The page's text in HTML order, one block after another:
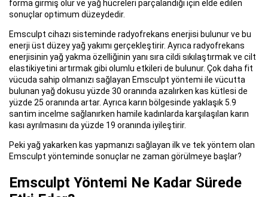
forma girmiş olur ve yağ hücreleri parçalandığı için elde edilen
sonuçlar optimum düzeydedir.
Emsculpt cihazı sisteminde radyofrekans enerjisi bulunur ve bu
enerji üst düzey yağ yakımı gerçekleştirir. Ayrıca radyofrekans
enerjisinin yağ yakma özelliğinin yanı sıra cildi sıkılaştırmak ve cilt
elastikiyetini artırmak gibi olumlu etkileri de bulunur. Çok daha fit
vücuda sahip olmanızı sağlayan Emsculpt yöntemi ile vücutta
bulunan yağ dokusu yüzde 30 oranında azalırken kas kütlesi de
yüzde 25 oranında artar. Ayrıca karın bölgesinde yaklaşık 5.9
santim incelme sağlanırken hamile kadınlarda karşılaşılan karın
kası ayrılmasını da yüzde 19 oranında iyileştirir.
Peki yağ yakarken kas yapmanızı sağlayan ilk ve tek yöntem olan
Emsculpt yönteminde sonuçlar ne zaman görülmeye başlar?
Emsculpt Yöntemi Ne Kadar Sürede